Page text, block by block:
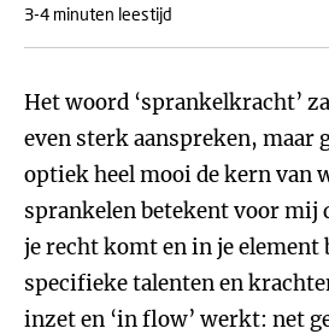
3-4 minuten leestijd
Het woord ‘sprankelkracht’
even sterk aanspreken, maar
optiek heel mooi de kern van
sprankelen betekent voor mij
je recht komt en in je element
specifieke talenten en
inzet en ‘in flow’ werkt: net